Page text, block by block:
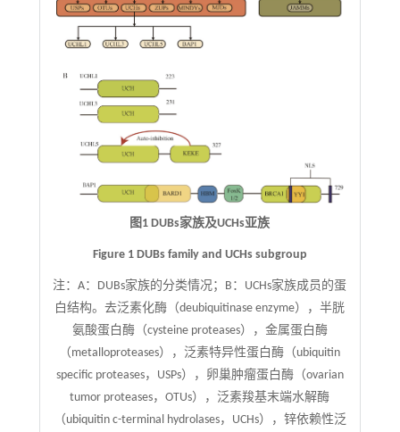
图1 DUBs家族及UCHs亚族
Figure 1 DUBs family and UCHs subgroup
注：A：DUBs家族的分类情况；B：UCHs家族成员的蛋
白结构。去泛素化酶（deubiquitinase enzyme），半胱
氨酸蛋白酶（cysteine proteases），金属蛋白酶
（metalloproteases），泛素特异性蛋白酶（ubiquitin
specific proteases，USPs），卵巢肿瘤蛋白酶（ovarian
tumor proteases，OTUs），泛素羧基末端水解酶
（ubiquitin c-terminal hydrolases，UCHs），锌依赖性泛